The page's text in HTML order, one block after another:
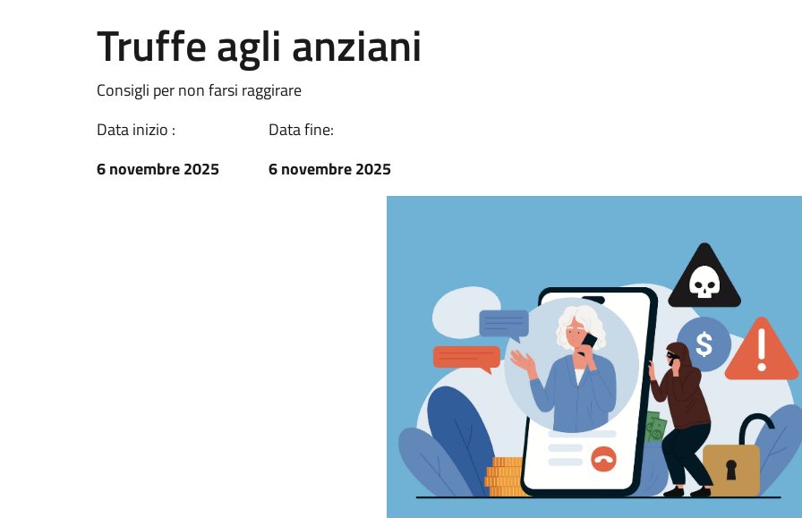
Truffe agli anziani
Consigli per non farsi raggirare
Data inizio :
6 novembre 2025
Data fine:
6 novembre 2025